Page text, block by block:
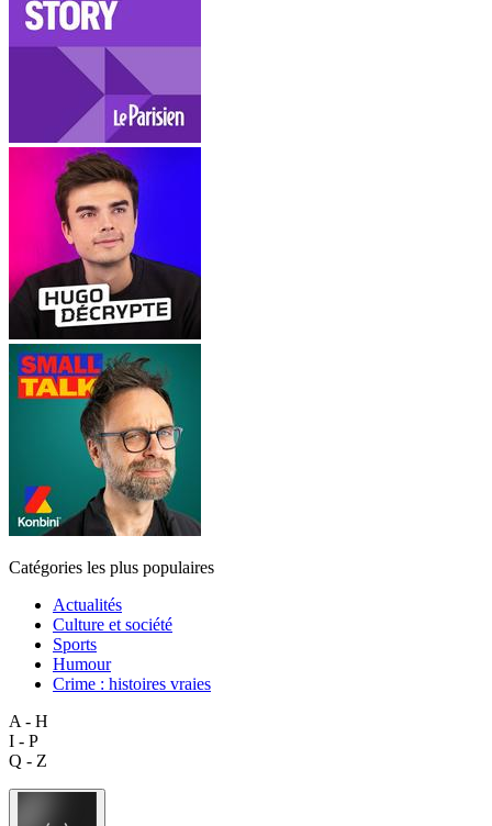
Catégories les plus populaires
Actualités
Culture et société
Sports
Humour
Crime : histoires vraies
A - H
I - P
Q - Z